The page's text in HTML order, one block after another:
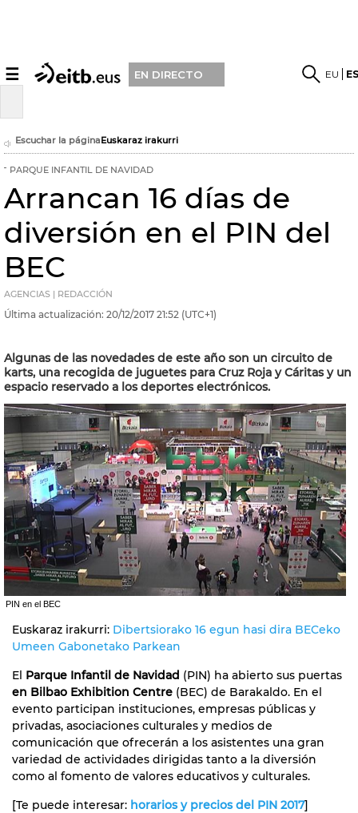
☰ EN DIRECTO EU
Escuchar la páginaEuskaraz irakurri
PARQUE INFANTIL DE NAVIDAD
Arrancan 16 días de
diversión en el PIN del
BEC
AGENCIAS | REDACCIÓN
Última actualización: 20/12/2017 21:52 (UTC+1)
Algunas de las novedades de este año son un circuito de
karts, una recogida de juguetes para Cruz Roja y Cáritas y un
espacio reservado a los deportes electrónicos.
PIN en el BEC
Euskaraz irakurri: Dibertsiorako 16 egun hasi dira BECeko
Umeen Gabonetako Parkean
El Parque Infantil de Navidad (PIN) ha abierto sus puertas
en Bilbao Exhibition Centre (BEC) de Barakaldo. En el
evento participan instituciones, empresas públicas y
privadas, asociaciones culturales y medios de
comunicación que ofrecerán a los asistentes una gran
variedad de actividades dirigidas tanto a la diversión
como al fomento de valores educativos y culturales.
[Te puede interesar: horarios y precios del PIN 2017]